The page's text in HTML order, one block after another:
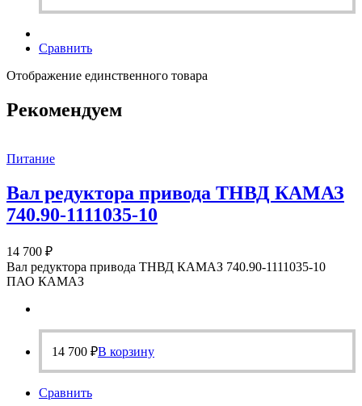
Сравнить
Отображение единственного товара
Рекомендуем
Питание
Вал редуктора привода ТНВД КАМАЗ
740.90-1111035-10
14 700 ₽
Вал редуктора привода ТНВД КАМАЗ 740.90-1111035-10
ПАО КАМАЗ
14 700 ₽В корзину
Сравнить